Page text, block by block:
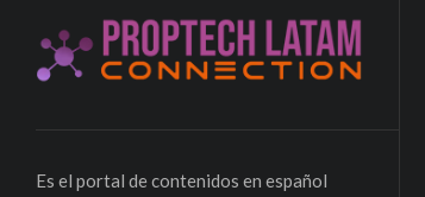
Es el portal de contenidos en español